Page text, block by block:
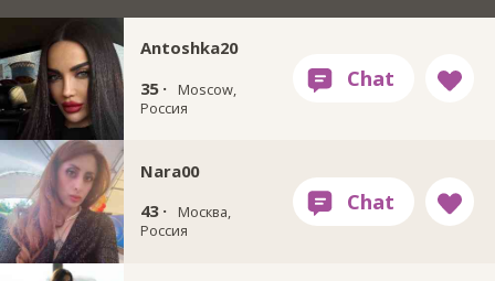
Antoshka20
35 ·
Moscow,
Россия
Nara00
43 ·
Москва,
Россия